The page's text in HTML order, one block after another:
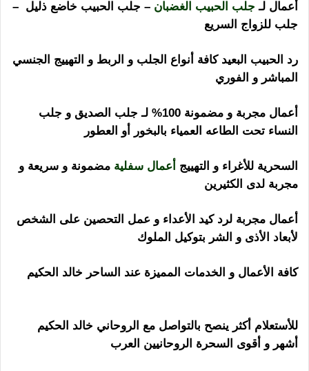
أعمال لـ جلب الحبيب الغضبان – جلب الحبيب خاضع ذليل –
جلب للزواج السريع
رد الحبيب البعيد كافة أنواع الجلب و الربط و التهييج الجنسي
المباشر و الفوري
أعمال مجربة و مضمونة 100% لـ جلب الصديق و جلب
النساء تحت الطاعه العمياء بالبخور أو العطور
السحرية للأغراء و التهييج أعمال سفلية مضمونة و سريعة و
مجربة لدى الكثيرين
أعمال مجربة لرد كيد الأعداء و عمل التحصين على الشخص
لأبعاد الأذى و الشر بتوكيل الملوك
كافة الأعمال و الخدمات المميزة عند الساحر خالد الحكيم
للأستعلام أكثر ينصح بالتواصل مع الروحاني خالد الحكيم
أشهر و أقوى السحرة الروحانيين العرب